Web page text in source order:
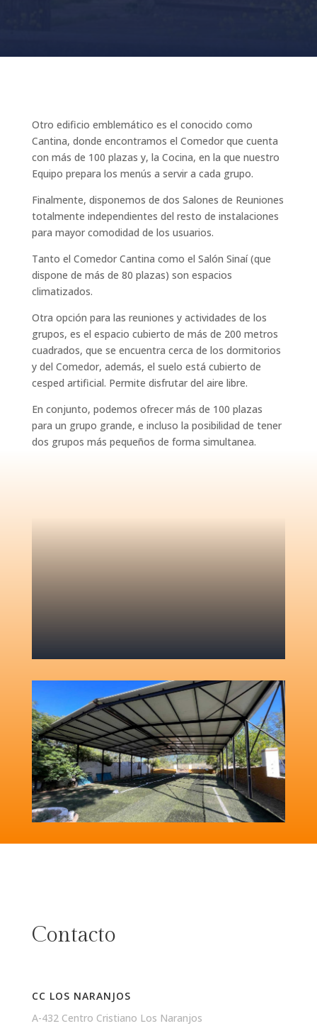
Otro edificio emblemático es el conocido como
Cantina, donde encontramos el Comedor que cuenta
con más de 100 plazas y, la Cocina, en la que nuestro
Equipo prepara los menús a servir a cada grupo.
Finalmente, disponemos de dos Salones de Reuniones
totalmente independientes del resto de instalaciones
para mayor comodidad de los usuarios.
Tanto el Comedor Cantina como el Salón Sinaí (que
dispone de más de 80 plazas) son espacios
climatizados.
Otra opción para las reuniones y actividades de los
grupos, es el espacio cubierto de más de 200 metros
cuadrados, que se encuentra cerca de los dormitorios
y del Comedor, además, el suelo está cubierto de
cesped artificial. Permite disfrutar del aire libre.
En conjunto, podemos ofrecer más de 100 plazas
para un grupo grande, e incluso la posibilidad de tener
dos grupos más pequeños de forma simultanea.
Contacto
CC LOS NARANJOS
A-432 Centro Cristiano Los Naranjos